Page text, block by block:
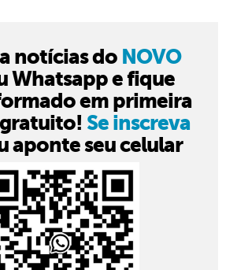
notícias do NOVO
Whatsapp e fique
em primeira
Se inscreva
aponte seu celular